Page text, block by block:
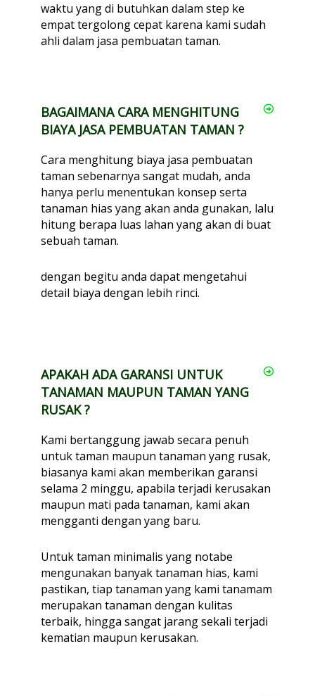
waktu yang di butuhkan dalam step ke
empat tergolong cepat karena kami sudah
ahli dalam jasa pembuatan taman.
BAGAIMANA CARA MENGHITUNG
BIAYA JASA PEMBUATAN TAMAN ?
Cara menghitung biaya jasa pembuatan
taman sebenarnya sangat mudah, anda
hanya perlu menentukan konsep serta
tanaman hias yang akan anda gunakan, lalu
hitung berapa luas lahan yang akan di buat
sebuah taman.
dengan begitu anda dapat mengetahui
detail biaya dengan lebih rinci.
APAKAH ADA GARANSI UNTUK
TANAMAN MAUPUN TAMAN YANG
RUSAK ?
Kami bertanggung jawab secara penuh
untuk taman maupun tanaman yang rusak,
biasanya kami akan memberikan garansi
selama 2 minggu, apabila terjadi kerusakan
maupun mati pada tanaman, kami akan
mengganti dengan yang baru.
Untuk taman minimalis yang notabe
mengunakan banyak tanaman hias, kami
pastikan, tiap tanaman yang kami tanamam
merupakan tanaman dengan kulitas
terbaik, hingga sangat jarang sekali terjadi
kematian maupun kerusakan.